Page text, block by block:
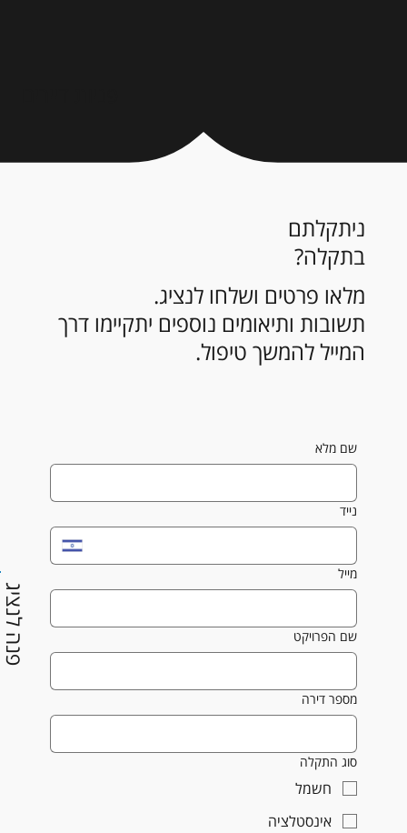
פנה לנציג
ניתקלתם
בתקלה?
מלאו פרטים ושלחו לנציג.
תשובות ותיאומים נוספים יתקיימו דרך
המייל להמשך טיפול.
שם מלא
נייד
מייל
שם הפרויקט
מספר דירה
סוג התקלה
חשמל
אינסטלציה